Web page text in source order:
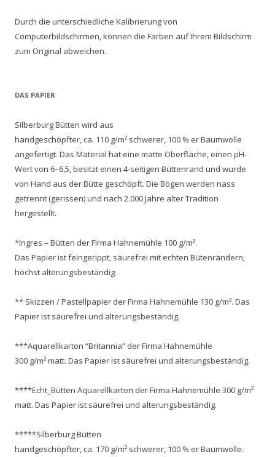
Durch die unterschiedliche Kalibrierung von
Computerbildschirmen, können die Farben auf Ihrem Bildschirm
zum Original abweichen.
DAS PAPIER
Silberburg Bütten wird aus
handgeschöpfter, ca. 110 g/m² schwerer, 100 % er Baumwolle
angefertigt. Das Material hat eine matte Oberfläche, einen pH-
Wert von 6–6,5, besitzt einen 4-seitigen Büttenrand und wurde
von Hand aus der Bütte geschöpft. Die Bögen werden nass
getrennt (gerissen) und nach 2.000 Jahre alter Tradition
hergestellt.
*Ingres – Bütten der Firma Hahnemühle 100 g/m².
Das Papier ist feingerippt, säurefrei mit echten Bütenrändern,
höchst alterungsbeständig.
** Skizzen / Pastellpapier der Firma Hahnemühle 130 g/m². Das
Papier ist säurefrei und alterungsbeständig.
***Aquarellkarton “Britannia” der Firma Hahnemühle
300 g/m² matt. Das Papier ist säurefrei und alterungsbeständig.
****Echt_Bütten Aquarellkarton der Firma Hahnemühle 300 g/m²
matt. Das Papier ist säurefrei und alterungsbeständig.
*****Silberburg Bütten
handgeschöpfter, ca. 170 g/m² schwerer, 100 % er Baumwolle.